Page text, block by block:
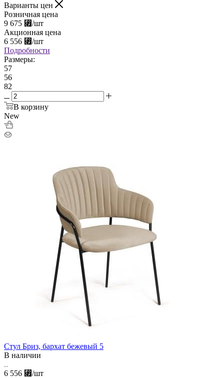
Варианты цен
Розничная цена
9 675 ⃏/шт
Акционная цена
6 556 ⃏/шт
Подробности
Размеры:
57
56
82
В корзину
New
Стул Бриз, бархат бежевый 5
В наличии
6 556 ⃏/шт